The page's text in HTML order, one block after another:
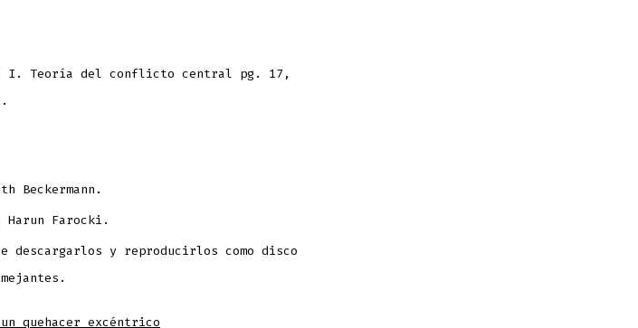
I. Teoría del conflicto central pg. 17,
Beckermann.
Harun Farocki.
descargarlos y reproducirlos como disco
quehacer excéntrico